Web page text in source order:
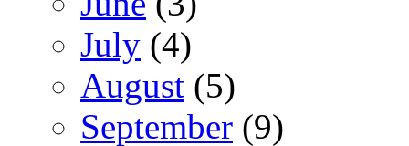
July (4)
August (5)
September (9)